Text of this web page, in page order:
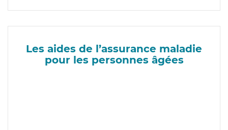
Les aides de l’assurance maladie
pour les personnes âgées